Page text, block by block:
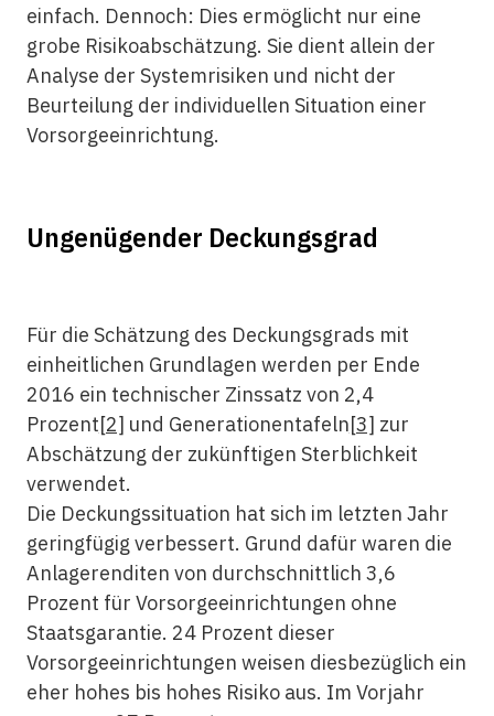
einfach. Dennoch: Dies ermöglicht nur eine
grobe Risikoabschätzung. Sie dient allein der
Analyse der System­risiken und nicht der
Beurteilung der individuellen Situation einer
Vorsorge­einrichtung.
Ungenügender Deckungsgrad
Für die Schätzung des Deckungs­grads mit
einheitlichen Grundlagen werden per Ende
2016 ein technischer Zinssatz von 2,4
Prozent[2] und Generationen­tafeln[3] zur
Abschätzung der zukünftigen Sterblichkeit
verwendet.
Die Deckungssituation hat sich im letzten Jahr
geringfügig verbessert. Grund dafür waren die
Anlagerenditen von durchschnittlich 3,6
Prozent für Vorsorgeeinrichtungen ohne
Staatsgarantie. 24 Prozent dieser
Vorsorgeeinrichtungen weisen diesbezüglich ein
eher hohes bis hohes Risiko aus. Im Vorjahr